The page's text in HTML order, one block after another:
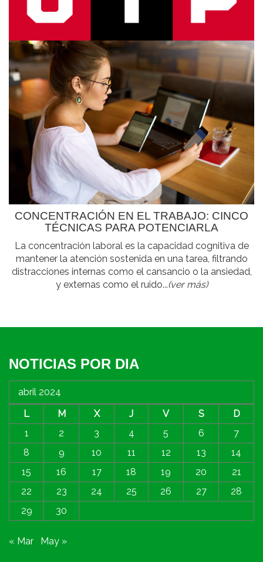
CONCENTRACIÓN EN EL TRABAJO: CINCO
TÉCNICAS PARA POTENCIARLA
La concentración laboral es la capacidad cognitiva de
mantener la atención sostenida en una tarea, filtrando
distracciones internas como el cansancio o la ansiedad,
y externas como el ruido...(ver más)
NOTICIAS POR DIA
abril 2024
L
M X J V S
D
1
2 3 4 5 6
7
8
9 10 11 12 13
14
15
16 17 18 19 20
21
22
23 24 25 26 27
28
29
30
« Mar May »